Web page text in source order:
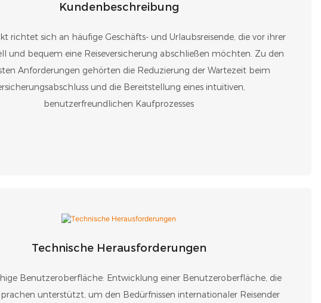
Kundenbeschreibung
richtet sich an häufige Geschäfts- und Urlaubsreisende, die vor ihrer
und bequem eine Reiseversicherung abschließen möchten. Zu den
Anforderungen gehörten die Reduzierung der Wartezeit beim
und die Bereitstellung eines intuitiven,
benutzerfreundlichen Kaufprozesses
Technische Herausforderungen
Benutzeroberfläche: Entwicklung einer Benutzeroberfläche, die
unterstützt, um den Bedürfnissen internationaler Reisender